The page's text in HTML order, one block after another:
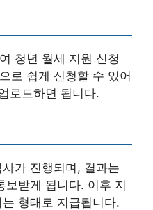
청년 월세 지원 신청
로 쉽게 신청할 수 있어
로드하면 됩니다.
가 진행되며, 결과는
보받게 됩니다. 이후 지
형태로 지급됩니다.